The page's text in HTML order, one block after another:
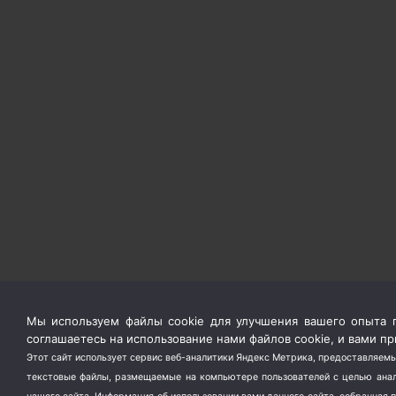
Мы используем файлы cookie для улучшения вашего опыта
соглашаетесь на использование нами файлов cookie, и вами
Этот сайт использует сервис веб-аналитики Яндекс Метрика,
текстовые файлы, размещаемые на компьютере пользователей с целью